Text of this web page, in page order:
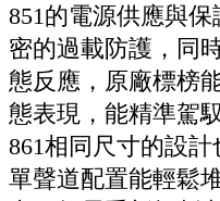
851的電源供應與
密的過載防護，同
態反應，原廠標榜
態表現，能精準駕
861相同尺寸的設
單聲道配置能輕鬆